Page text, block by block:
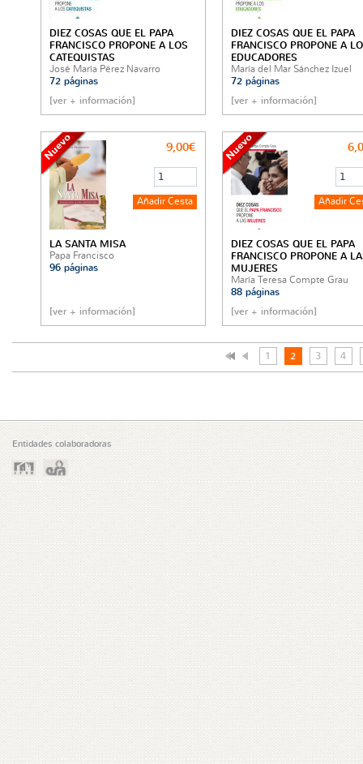
DIEZ COSAS QUE EL PAPA
FRANCISCO PROPONE A LOS
CATEQUISTAS
José María Pérez Navarro
72 páginas
[ver + información]
DIEZ COSAS QUE EL PAPA
FRANCISCO PROPONE A
EDUCADORES
María del Mar Sánchez Izuel
72 páginas
[ver + información]
LA SANTA MISA
Papa Francisco
96 páginas
[ver + información]
9,00€
DIEZ COSAS QUE EL PAPA
FRANCISCO PROPONE A
MUJERES
María Teresa Compte Grau
88 páginas
[ver + información]
1 2 3 4
Entidades colaboradoras